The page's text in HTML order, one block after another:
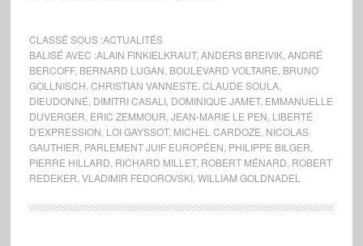
CLASSÉ SOUS :ACTUALITÉS
BALISÉ AVEC :ALAIN FINKIELKRAUT, ANDERS BREIVIK, ANDRÉ
BERCOFF, BERNARD LUGAN BOULEVARD VOLTAIRE BRUNO
GOLLNISCH CHRISTIAN VANNESTE CLAUDE SOULA,
DIEUDONNÉ DIMITRI CASALI, DOMINIQUE JAMET, EMMANUELLE
DUVERGER ERIC ZEMMOUR JEAN-MARIE LE PEN LIBERTÉ
D'EXPRESSION LOI GAYSSOT, MICHEL CARDOZE NICOLAS
GAUTHIER PARLEMENT JUIF EUROPÉEN PHILIPPE BILGER
PIERRE HILLARD RICHARD MILLET, ROBERT MÉNARD ROBERT
REDEKER VLADIMIR FEDOROVSKI, WILLIAM GOLDNADEL